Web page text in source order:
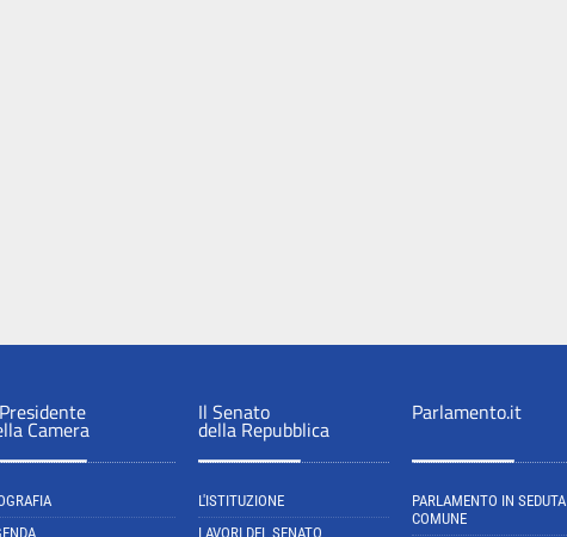
Camera
Il Senato
della Repubblica
L'ISTITUZIONE
LAVORI DEL SENATO
Parlamento.it
PARLAMENTO IN SEDUTA
COMUNE